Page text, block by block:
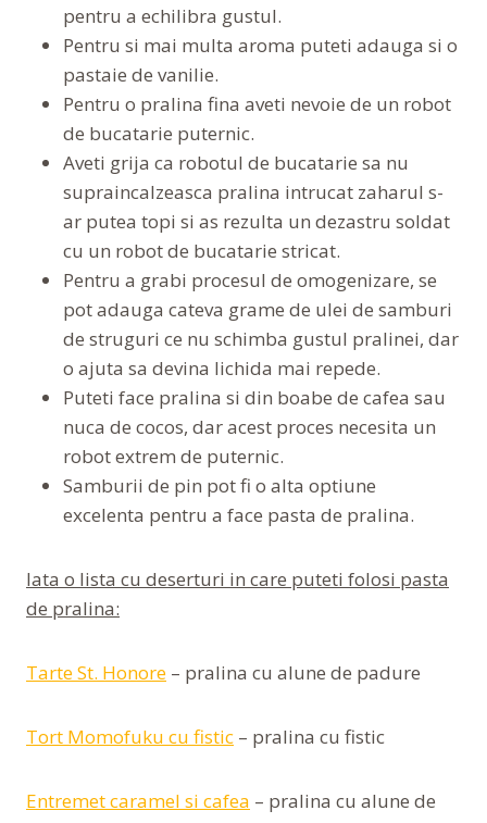
pentru a echilibra gustul.
Pentru si mai multa aroma puteti adauga si o
pastaie de vanilie.
Pentru o pralina fina aveti nevoie de un robot
de bucatarie puternic.
Aveti grija ca robotul de bucatarie sa nu
supraincalzeasca pralina intrucat zaharul s-
ar putea topi si as rezulta un dezastru soldat
cu un robot de bucatarie stricat.
Pentru a grabi procesul de omogenizare, se
pot adauga cateva grame de ulei de samburi
de struguri ce nu schimba gustul pralinei, dar
o ajuta sa devina lichida mai repede.
Puteti face pralina si din boabe de cafea sau
nuca de cocos, dar acest proces necesita un
robot extrem de puternic.
Samburii de pin pot fi o alta optiune
excelenta pentru a face pasta de pralina.
Iata o lista cu deserturi in care puteti folosi pasta
de pralina:
Tarte St. Honore – pralina cu alune de padure
Tort Momofuku cu fistic – pralina cu fistic
Entremet caramel si cafea – pralina cu alune de